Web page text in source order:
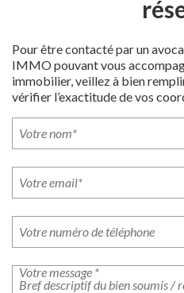
Pour être contacté par un
IMMO pouvant vous
immobilier, veillez à bien
vérifier l’exactitude de vos